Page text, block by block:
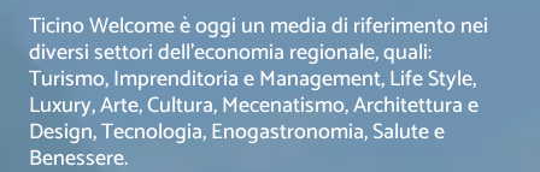
Ticino Welcome è oggi un media di riferimento nei
diversi settori dell’economia regionale, quali:
Turismo, Imprenditoria e Management, Life Style,
Luxury, Arte, Cultura, Mecenatismo, Architettura e
Design, Tecnologia, Enogastronomia, Salute e
Benessere.